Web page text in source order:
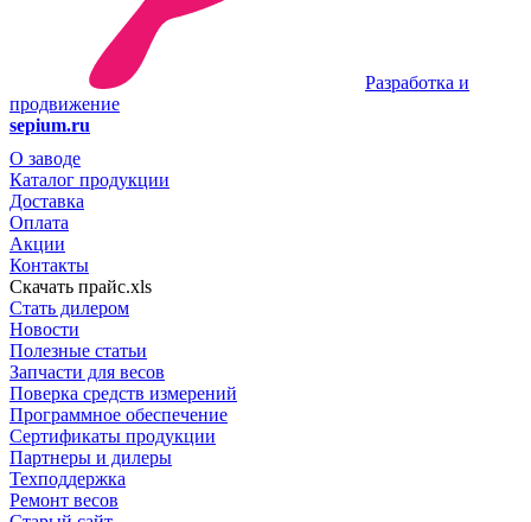
Разработка и
продвижение
sepium.ru
О заводе
Каталог продукции
Доставка
Оплата
Акции
Контакты
Скачать прайс.xls
Стать дилером
Новости
Полезные статьи
Запчасти для весов
Поверка средств измерений
Программное обеспечение
Сертификаты продукции
Партнеры и дилеры
Техподдержка
Ремонт весов